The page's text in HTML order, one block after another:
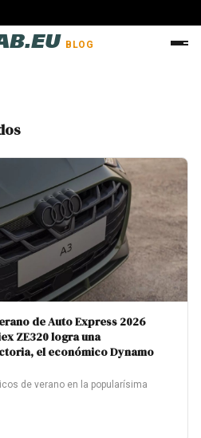
BLOG
de Auto Express 2026
ZE320 logra una
el económico Dynamo
de verano en la popularísima